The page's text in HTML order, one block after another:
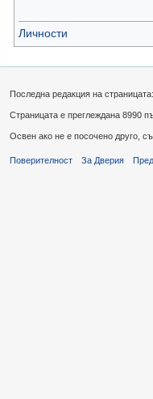
Личности
Последна редакция на
Страницата е преглеждана 8990
Освен ако не е посочено друго,
Поверителност За Дверия